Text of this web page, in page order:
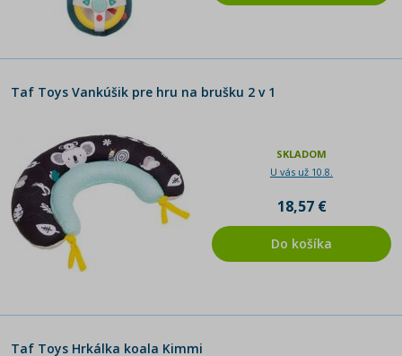
Taf Toys Vankúšik pre hru na brušku 2 v 1
SKLADOM
U vás už 10.8.
18,57 €
Do košíka
Taf Toys Hrkálka koala Kimmi